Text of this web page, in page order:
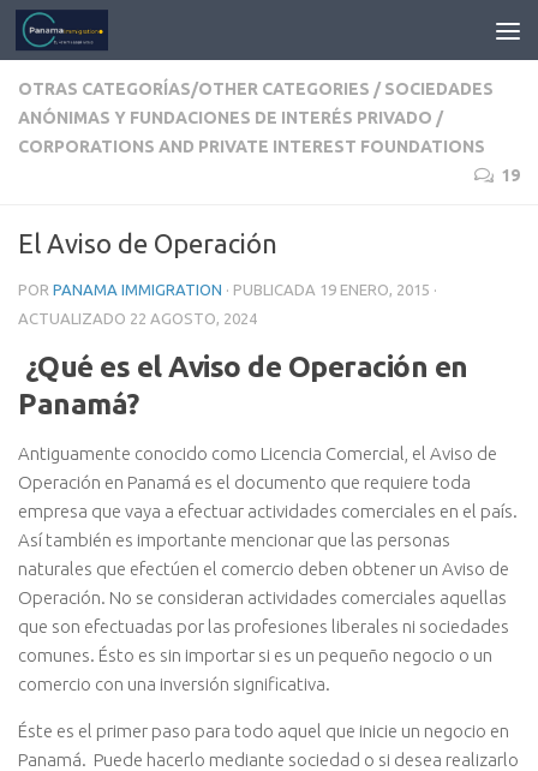
OTRAS CATEGORÍAS/OTHER CATEGORIES / SOCIEDADES
ANÓNIMAS Y FUNDACIONES DE INTERÉS PRIVADO /
CORPORATIONS AND PRIVATE INTEREST FOUNDATIONS
19
El Aviso de Operación
POR PANAMA IMMIGRATION · PUBLICADA 19 ENERO, 2015 ·
ACTUALIZADO 22 AGOSTO, 2024
¿Qué es el Aviso de Operación en
Panamá?
Antiguamente conocido como Licencia Comercial, el Aviso de
Operación en Panamá es el documento que requiere toda
empresa que vaya a efectuar actividades comerciales en el país.
Así también es importante mencionar que las personas
naturales que efectúen el comercio deben obtener un Aviso de
Operación. No se consideran actividades comerciales aquellas
que son efectuadas por las profesiones liberales ni sociedades
comunes. Ésto es sin importar si es un pequeño negocio o un
comercio con una inversión significativa.
Éste es el primer paso para todo aquel que inicie un negocio en
Panamá. Puede hacerlo mediante sociedad o si desea realizarlo